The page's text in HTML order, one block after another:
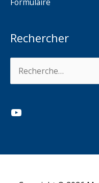
Rechercher
YouTube